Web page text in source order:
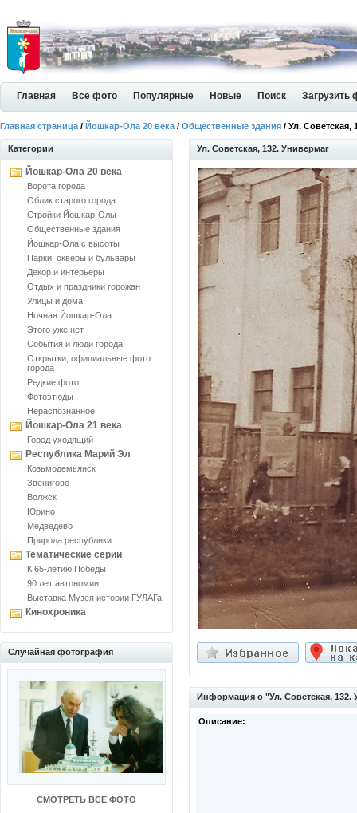
Главная Все фото Популярные Новые Поиск Загрузить
Главная страница / Йошкар-Ола 20 века / Общественные здания / Ул. Советская,
Категории
Йошкар-Ола 20 века
Ворота города
Облик старого города
Стройки Йошкар-Олы
Общественные здания
Йошкар-Ола с высоты
Парки, скверы и бульвары
Декор и интерьеры
Отдых и праздники горожан
Улицы и дома
Ночная Йошкар-Ола
Этого уже нет
События и люди города
Открытки, официальные фото
города
Редкие фото
Фотоэтюды
Нераспознанное
Йошкар-Ола 21 века
Город уходящий
Республика Марий Эл
Козьмодемьянск
Звенигово
Волжск
Юрино
Медведево
Природа республики
Тематические серии
К 65-летию Победы
90 лет автономии
Выставка Музея истории ГУЛАГа
Кинохроника
Случайная фотография
СМОТРЕТЬ ВСЕ ФОТО
Ул. Советская, 132. Универмаг
Информация о "Ул. Советская, 132.
Описание: